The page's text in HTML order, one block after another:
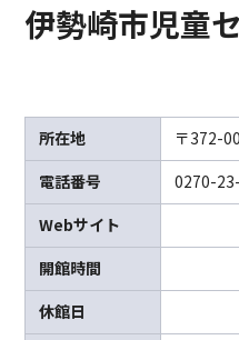
伊勢崎市児童
所在地
〒372-
電話番号
0270-
Webサイト
開館時間
休館日